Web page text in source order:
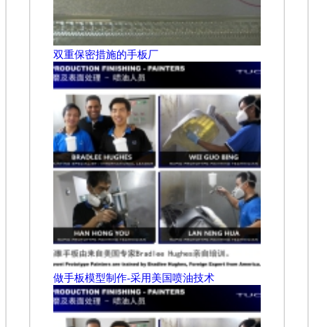
双重保密措施的手板厂
做手板模型制作-采用美国喷油技术